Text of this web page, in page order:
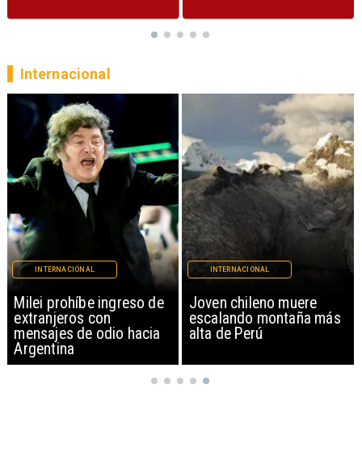
Milei prohíbe ingreso de
extranjeros con
mensajes de odio hacia
Argentina
INTERNACIONAL
Joven chileno muere
escalando montaña más
alta de Perú
INTERNACIONAL
Internacional